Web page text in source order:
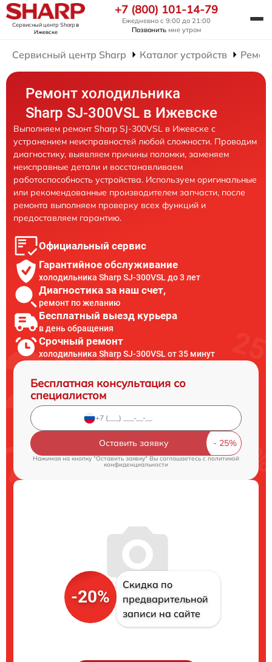
Сервисный центр Sharpв
Ижевске
+7 (800) 101-14-79
Ежедневно с 9:00 до 21:00
Позвонить мне утром
Сервисный центр Sharp Каталог устройств
Ремонт холодильника
Sharp SJ-300VSL в Ижевске
Выполняем ремонт Sharp SJ-300VSL в Ижевске с
устранением неисправностей любой сложности. Проводим
диагностику, выявляем причины поломки, заменяем
неисправные детали и восстанавливаем
работоспособность устройства. Используем оригинальные
или рекомендованные производителем запчасти, после
ремонта выполняем проверку всех функций и
предоставляем гарантию.
Официальный сервис
Гарантийное обслуживание
холодильника Sharp SJ-300VSL до 3 лет
Диагностика за наш счет,
ремонт по желанию
Бесплатный выезд курьера
в день обращения
Срочный ремонт
холодильника Sharp SJ-300VSL от 35 минут
Бесплатная консультация со
специалистом
Оставить заявку
Нажимая на кнопку "Оставить заявку" Вы соглашаетесь cполитикой
конфиденциальности
-20%
Скидка по
предварительной
записи на сайте